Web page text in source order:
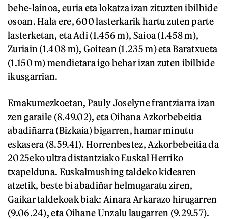
behe-lainoa, euria eta lokatza izan zituzten ibilbide
osoan. Hala ere, 600 lasterkarik hartu zuten parte
lasterketan, eta Adi (1.456 m), Saioa (1.458 m),
Zuriain (1.408 m), Goitean (1.235 m) eta Baratxueta
(1.150 m) mendietara igo behar izan zuten ibilbide
ikusgarrian.
Emakumezkoetan, Pauly Joselyne frantziarra izan
zen garaile (8.49.02), eta Oihana Azkorbebeitia
abadiñarra (Bizkaia) bigarren, hamar minutu
eskasera (8.59.41). Horrenbestez, Azkorbebeitia da
2025eko ultra distantziako Euskal Herriko
txapelduna. Euskalmushing taldeko kidearen
atzetik, beste bi abadiñar helmugaratu ziren,
Gaikar taldekoak biak: Ainara Arkarazo hirugarren
(9.06.24), eta Oihane Unzalu laugarren (9.29.57).